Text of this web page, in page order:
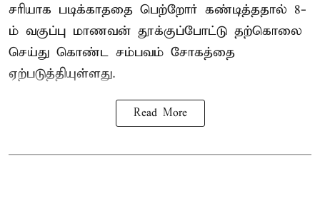
சரியாக படிக்காததை பெற்றோர் கண்டித்ததால் 8-
ம் வகுப்பு மாணவன் தூக்குப்போட்டு தற்கொலை
செய்து கொண்ட சம்பவம் சோகத்தை
ஏற்படுத்தியுள்ளது.
Read More